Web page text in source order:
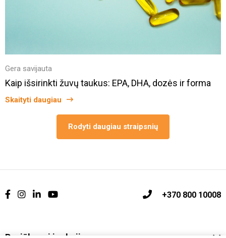
Gera savijauta
Kaip išsirinkti žuvų taukus: EPA, DHA, dozės ir forma
Skaityti daugiau
Rodyti daugiau straipsnių
+370 800 10008